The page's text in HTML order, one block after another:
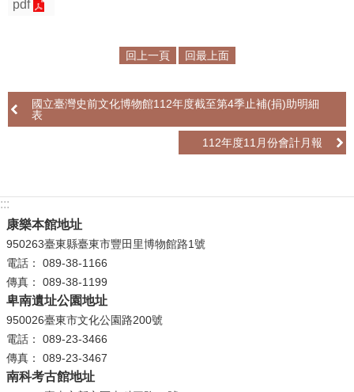
展
探
我
便
民
服
務
性
別
平
pdf
回上一頁 回最上面
國立臺灣史前文化博物館112年度截至第4季止補(捐)助明細
表
112年度11月份會計月報
:::
康樂本館地址
950263臺東縣臺東市豐田里博物館路1號
電話： 089-38-1166
傳真： 089-38-1199
卑南遺址公園地址
950026臺東市文化公園路200號
電話： 089-23-3466
傳真： 089-23-3467
南科考古館地址